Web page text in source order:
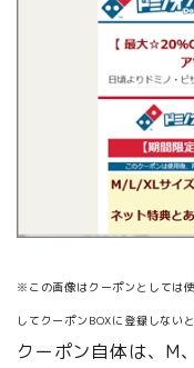
※この画像はクーポンとしては
してクーポンBOXに登録しない
クーポン自体は、M